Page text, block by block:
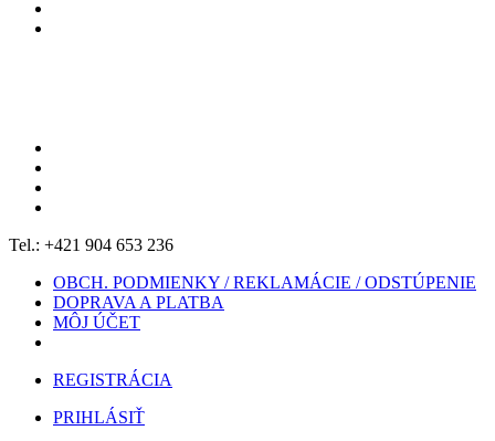
Tel.: +421 904 653 236
OBCH. PODMIENKY / REKLAMÁCIE / ODSTÚPENIE
DOPRAVA A PLATBA
MÔJ ÚČET
REGISTRÁCIA
PRIHLÁSIŤ